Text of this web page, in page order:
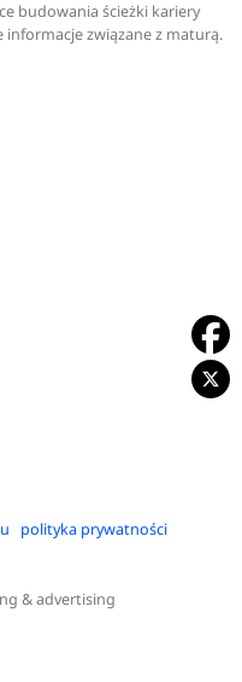
budowania ścieżki kariery
związane z maturą.
polityka prywatności
& advertising